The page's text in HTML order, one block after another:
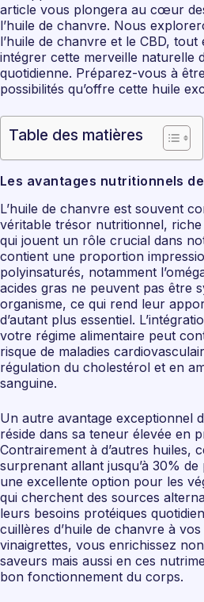
article vous plongera au cœur
l’huile de chanvre. Nous
l’huile de chanvre et le CBD,
intégrer cette merveille naturelle
quotidienne. Préparez-vous à
possibilités qu’offre cette huile
Table des matières
Les avantages nutritionnels
L’huile de chanvre est souvent
véritable trésor nutritionnel, riche
qui jouent un rôle crucial dans
contient une proportion
polyinsaturés, notamment
acides gras ne peuvent pas être
organisme, ce qui rend leur
d’autant plus essentiel.
votre régime alimentaire peut
risque de maladies
régulation du cholestérol et en
sanguine.
Un autre avantage exceptionnel
réside dans sa teneur élevée en
Contrairement à d’autres huiles,
surprenant allant jusqu’à 30%
une excellente option pour les
qui cherchent des sources
leurs besoins protéiques
cuillères d’huile de chanvre à
vinaigrettes, vous enrichissez
saveurs mais aussi en ces
bon fonctionnement du corps.